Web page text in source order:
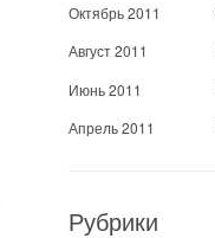
Октябрь 2011
Август 2011
Июнь 2011
Апрель 2011
Рубрики